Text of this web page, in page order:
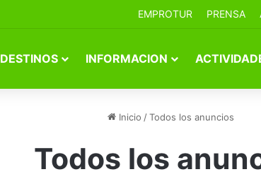
EMPROTUR PRENSA
DESTINOS INFORMACION
Inicio / Todos los anuncios
Todos los